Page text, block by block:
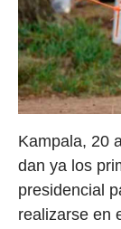
Kampala, 20
dan ya los
presidencial
realizarse en